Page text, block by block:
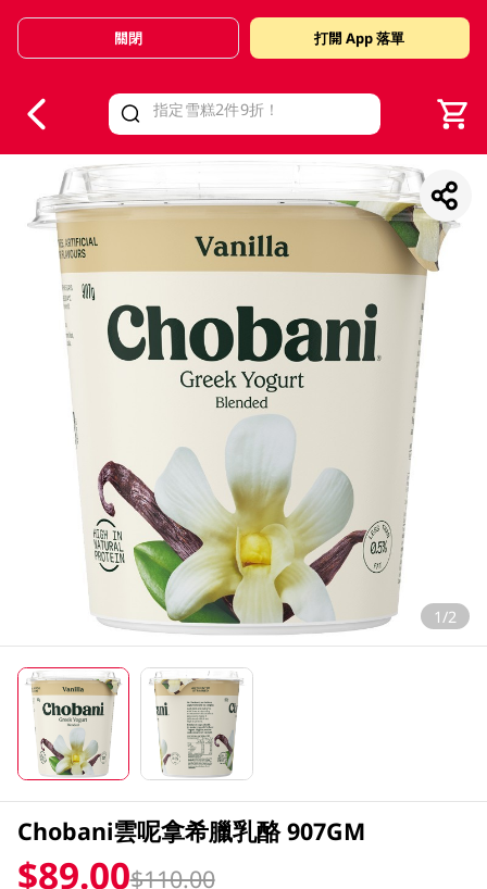
Valid Until 30 June 2026
關閉 打開 App 落單
1/2
Chobani雲呢拿希臘乳酪 907GM
$89.00$110.00